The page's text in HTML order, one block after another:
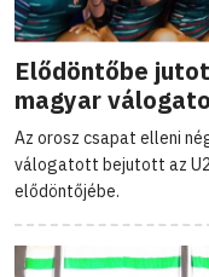
Elődöntőbe
magyar
Az orosz csapat elleni
válogatott bejutott az
elődöntőjébe.